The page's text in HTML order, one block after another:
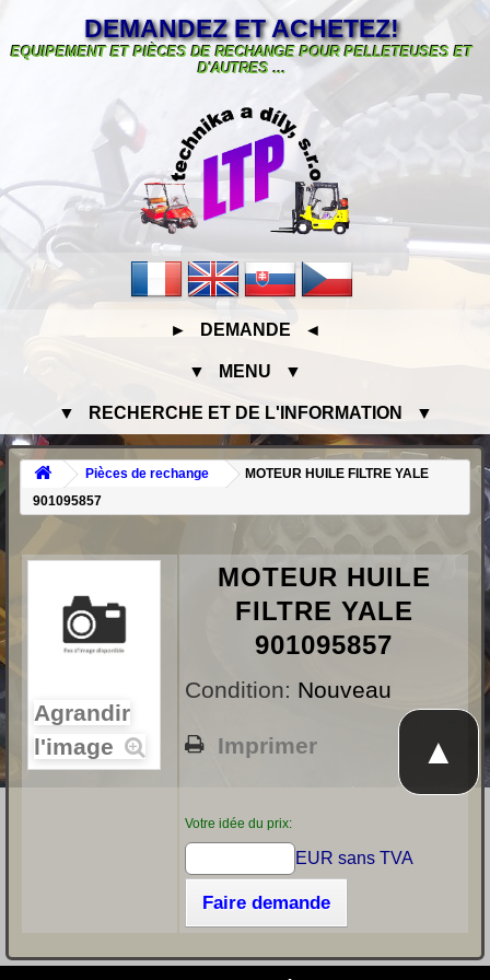
DEMANDEZ ET ACHETEZ!
EQUIPEMENT ET PIÈCES DE RECHANGE POUR PELLETEUSES ET
D'AUTRES ...
► DEMANDE ◄
▼ MENU ▼
▼ RECHERCHE ET DE L'INFORMATION ▼
Pièces de rechange
MOTEUR HUILE FILTRE YALE
901095857
Agrandir
l'image
MOTEUR HUILE
FILTRE YALE
901095857
Condition: Nouveau
Imprimer
Votre idée du prix:
EUR sans TVA
Faire demande
▲